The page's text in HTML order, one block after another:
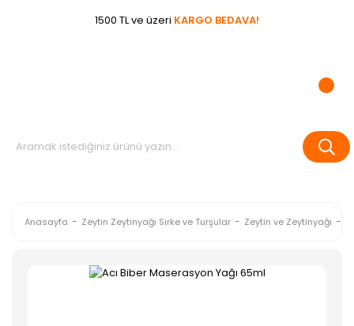
1500 TL ve üzeri KARGO BEDAVA!
Anasayfa Zeytin Zeytinyağı Sirke ve Turşular Zeytin ve Zeytinyağı